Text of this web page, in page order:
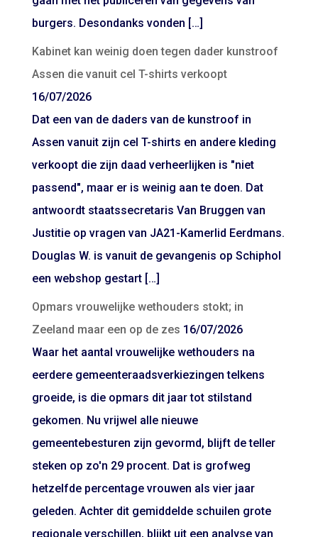
burgers. Desondanks vonden […]
Kabinet kan weinig doen tegen dader kunstroof
Assen die vanuit cel T-shirts verkoopt
16/07/2026
Dat een van de daders van de kunstroof in
Assen vanuit zijn cel T-shirts en andere kleding
verkoopt die zijn daad verheerlijken is "niet
passend", maar er is weinig aan te doen. Dat
antwoordt staatssecretaris Van Bruggen van
Justitie op vragen van JA21-Kamerlid Eerdmans.
Douglas W. is vanuit de gevangenis op Schiphol
een webshop gestart […]
Opmars vrouwelijke wethouders stokt; in
Zeeland maar een op de zes 16/07/2026
Waar het aantal vrouwelijke wethouders na
eerdere gemeenteraadsverkiezingen telkens
groeide, is die opmars dit jaar tot stilstand
gekomen. Nu vrijwel alle nieuwe
gemeentebesturen zijn gevormd, blijft de teller
steken op zo'n 29 procent. Dat is grofweg
hetzelfde percentage vrouwen als vier jaar
geleden. Achter dit gemiddelde schuilen grote
regionale verschillen, blijkt uit een analyse van